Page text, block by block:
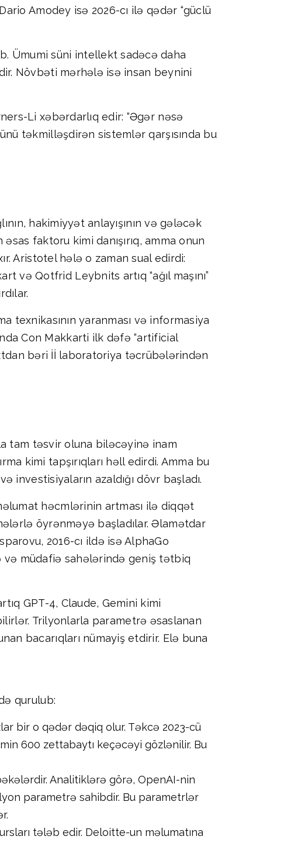
Amodey isə 2026-cı ilə qədər “güclü
Ümumi süni intellekt sadəcə daha
Növbəti mərhələ isə insan beynini
Li xəbərdarlıq edir: “Əgər nəsə
təkmilləşdirən sistemlər qarşısında bu
hakimiyyət anlayışının və gələcək
faktoru kimi danışırıq, amma onun
Aristotel hələ o zaman sual edirdi:
və Qotfrid Leybnits artıq “ağıl maşını”
texnikasının yaranması və informasiya
Con Makkarti ilk dəfə “artificial
bəri İİ laboratoriya təcrübələrindən
tam təsvir oluna biləcəyinə inam
kimi tapşırıqları həll edirdi. Amma bu
investisiyaların azaldığı dövr başladı.
həcmlərinin artması ilə diqqət
öyrənməyə başladılar. Əlamətdar
2016-cı ildə isə AlphaGo
və müdafiə sahələrində geniş tətbiq
GPT-4, Claude, Gemini kimi
Trilyonlarla parametrə əsaslanan
bacarıqları nümayiş etdirir. Elə buna
qurulub:
bir o qədər dəqiq olur. Təkcə 2023-cü
600 zettabaytı keçəcəyi gözlənilir. Bu
Analitiklərə görə, OpenAI-nin
parametrə sahibdir. Bu parametrlər
tələb edir. Deloitte-un məlumatına